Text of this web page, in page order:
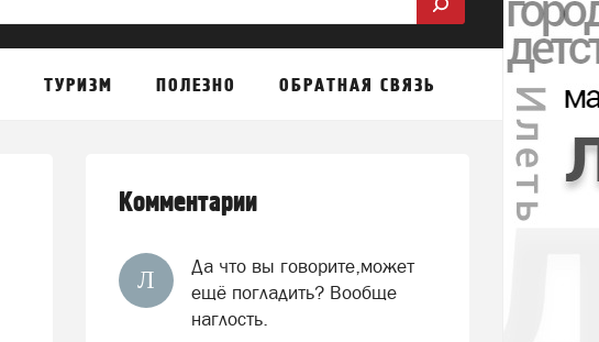
ТУРИЗМ ПОЛЕЗНО ОБРАТНАЯ СВЯЗЬ
Комментарии
Л
Да что вы говорите,может
ещё погладить? Вообще
наглость.